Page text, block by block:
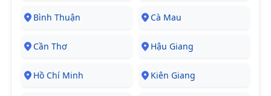
Bình Thuận Cà Mau
Cần Thơ Hậu Giang
Hồ Chí Minh Kiên Giang